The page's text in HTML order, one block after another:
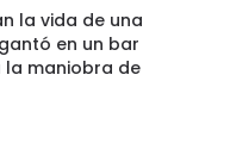
la vida de una
en un bar
la maniobra de